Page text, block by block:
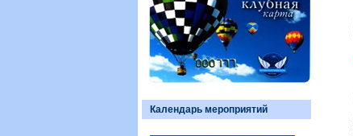
Календарь мероприятий